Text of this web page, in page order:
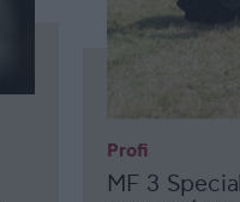
MF 3
Profi